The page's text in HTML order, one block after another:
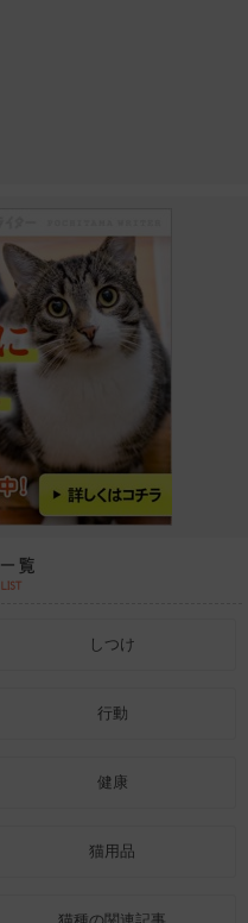
しつけ
行動
健康
猫用品